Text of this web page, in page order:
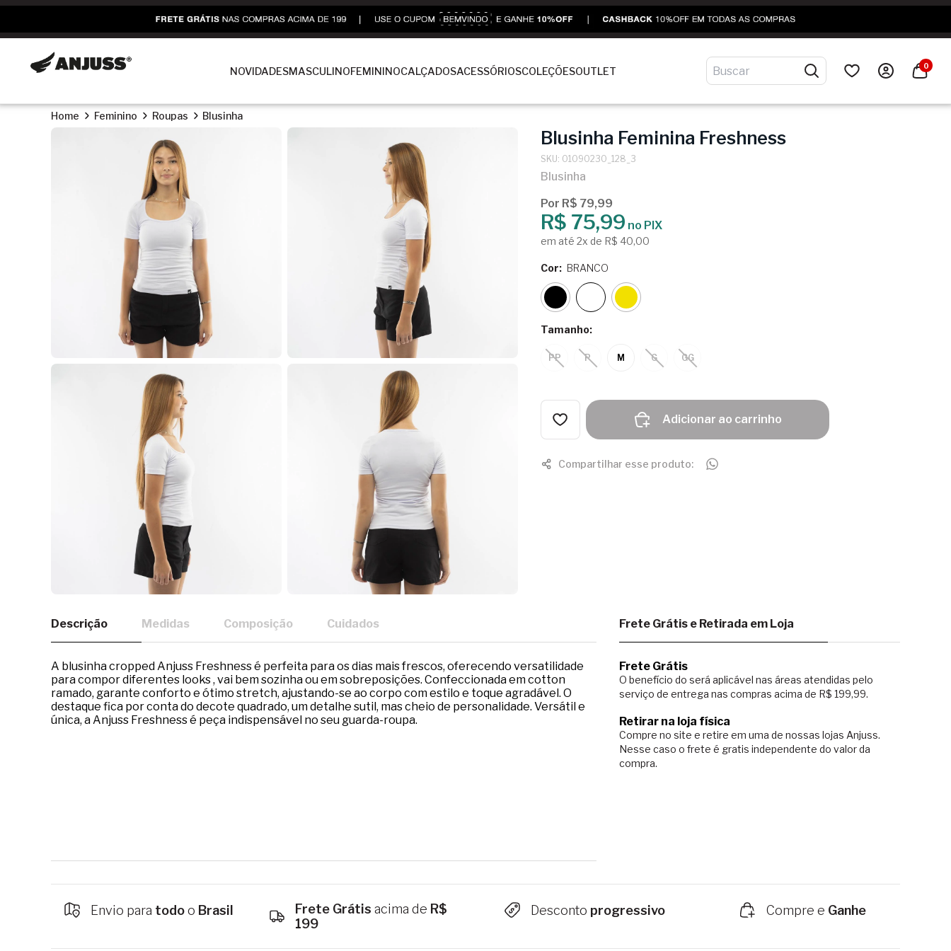
NOVIDADESMASCULINOFEMININOCALÇADOSACESSÓRIOSCOLEÇÕESOUTLET 0
Home Feminino Roupas Blusinha
Blusinha Feminina Freshness
SKU: 01090230_128_3
Blusinha
Por R$ 79,99
R$ 75,99 no PIX
em até 2x de R$ 40,00
Tamanho:
PP P M G GG
Cor: BRANCO
Adicionar ao carrinho
Compartilhar esse produto:
Descrição Composição Cuidados
Medidas
A blusinha cropped Anjuss Freshness é perfeita para os dias mais frescos, oferecendo versatilidade
para compor diferentes looks , vai bem sozinha ou em sobreposições. Confeccionada em cotton
ramado, garante conforto e ótimo stretch, ajustando-se ao corpo com estilo e toque agradável. O
destaque fica por conta do decote quadrado, um detalhe sutil, mas cheio de personalidade. Versátil e
única, a Anjuss Freshness é peça indispensável no seu guarda-roupa.
Frete Grátis e Retirada em Loja
Frete Grátis
O benefício do será aplicável nas áreas atendidas pelo
serviço de entrega nas compras acima de R$ 199,99.
Retirar na loja física
Compre no site e retire em uma de nossas lojas Anjuss.
Nesse caso o frete é gratis independente do valor da
compra.
Envio para todoo Brasil Frete Grátis acima de R$
199
Desconto progressivo Compre e Ganhe